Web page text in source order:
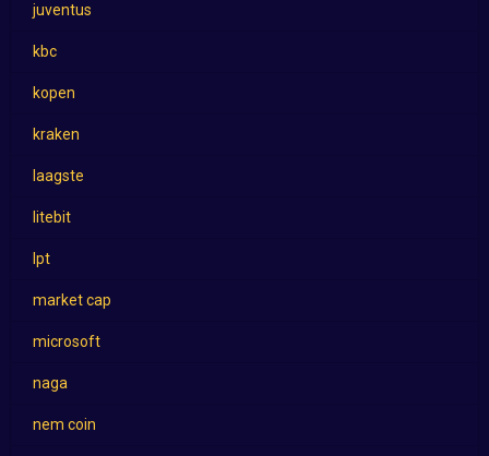
juventus
kbc
kopen
kraken
laagste
litebit
lpt
market cap
microsoft
naga
nem coin